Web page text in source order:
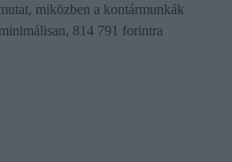
miközben a kontármunkák
814 791 forintra